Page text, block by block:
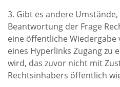
3. Gibt es andere
Beantwortung der Frage
eine öffentliche
eines Hyperlinks Zugang zu
wird, das zuvor nicht mit
Rechtsinhabers öffentlich